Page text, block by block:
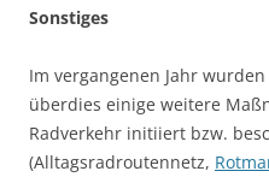
Sonstiges
Im vergangenen Jahr
überdies einige weitere
Radverkehr initiiert bzw.
(Alltagsradroutennetz,